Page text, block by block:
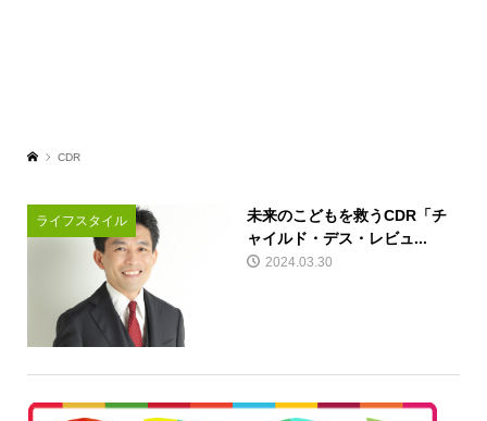
CDR
ライフスタイル
未来のこどもを救うCDR「チ
ャイルド・デス・レビュ...
2024.03.30